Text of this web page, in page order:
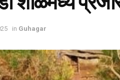
in Guhagar